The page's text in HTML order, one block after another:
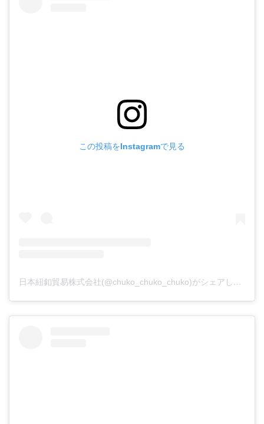
この投稿をInstagramで見る
日本紐釦貿易株式会社(@chuko_chuko_chuko)がシェアした投稿